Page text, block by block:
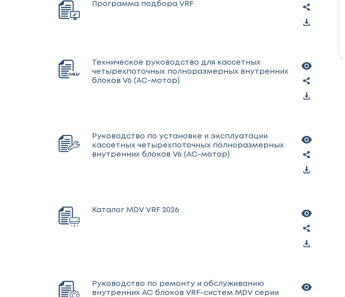
Программа подбора VRF
Техническое руководство для кассетных
четырехпоточных полноразмерных внутренних
блоков V6 (AC-мотор)
Руководство по установке и эксплуатации
кассетных четырехпоточных полноразмерных
внутренних блоков V6 (AC-мотор)
Каталог MDV VRF 2026
Руководство по ремонту и обслуживанию
внутренних AC блоков VRF-систем MDV серии